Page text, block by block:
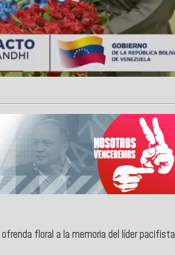
floral a la memoria del líder pacifista